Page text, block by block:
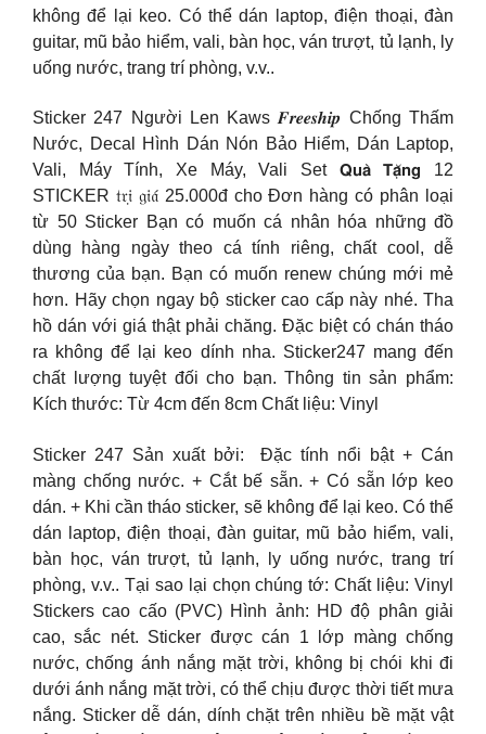
không để lại keo. Có thể dán laptop, điện thoại, đàn
guitar, mũ bảo hiểm, vali, bàn học, ván trượt, tủ lạnh, ly
uống nước, trang trí phòng, v.v..
Sticker 247 Người Len Kaws 𝑭𝒓𝒆𝒆𝒔𝒉𝒊𝒑 Chống Thấm
Nước, Decal Hình Dán Nón Bảo Hiểm, Dán Laptop,
Vali, Máy Tính, Xe Máy, Vali Set 𝗤𝘂𝗮̀ 𝗧𝗮̣̆𝗻𝗴 12
STICKER 𝔱𝔯𝔦̣ 𝔤𝔦𝔞́ 25.000đ cho Đơn hàng có phân loại
từ 50 Sticker Bạn có muốn cá nhân hóa những đồ
dùng hàng ngày theo cá tính riêng, chất cool, dễ
thương của bạn. Bạn có muốn renew chúng mới mẻ
hơn. Hãy chọn ngay bộ sticker cao cấp này nhé. Tha
hồ dán với giá thật phải chăng. Đặc biệt có chán tháo
ra không để lại keo dính nha. Sticker247 mang đến
chất lượng tuyệt đối cho bạn. Thông tin sản phẩm:
Kích thước: Từ 4cm đến 8cm Chất liệu: Vinyl
Sticker 247 Sản xuất bởi: Đặc tính nổi bật + Cán
màng chống nước. + Cắt bế sẵn. + Có sẵn lớp keo
dán. + Khi cần tháo sticker, sẽ không để lại keo. Có thể
dán laptop, điện thoại, đàn guitar, mũ bảo hiểm, vali,
bàn học, ván trượt, tủ lạnh, ly uống nước, trang trí
phòng, v.v.. Tại sao lại chọn chúng tớ: Chất liệu: Vinyl
Stickers cao cấo (PVC) Hình ảnh: HD độ phân giải
cao, sắc nét. Sticker được cán 1 lớp màng chống
nước, chống ánh nắng mặt trời, không bị chói khi đi
dưới ánh nắng mặt trời, có thể chịu được thời tiết mưa
nắng. Sticker dễ dán, dính chặt trên nhiều bề mặt vật